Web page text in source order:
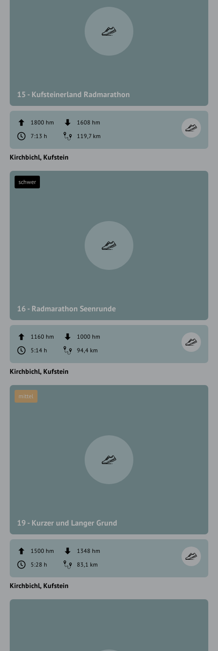
15 - Kufsteinerland Radmarathon
1800 hm
1608 hm
7:13 h
119,7 km
Kirchbichl Kufstein
16 - Radmarathon Seenrunde
schwer
1160 hm
1000 hm
5:14 h
94,4 km
Kirchbichl Kufstein
19 - Kurzer und Langer Grund
mittel
1500 hm
1348 hm
5:28 h
83,1 km
Kirchbichl Kufstein